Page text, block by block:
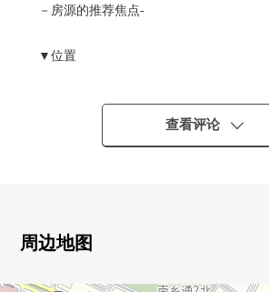
－房源的推荐焦点-
▼位置
・东光商店白石终点站商店步行7分钟
▼建筑物的特徴
・LDK用南西的窗是采光良好
・实际使用面积也含有在于阳台的库房
查看评论
周边地图